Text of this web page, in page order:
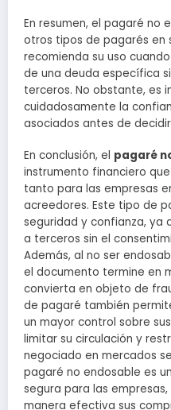
En resumen, el pagaré no
otros tipos de pagarés en
recomienda su uso
de una deuda específica
terceros. No obstante, es
cuidadosamente la
asociados antes de
En conclusión, el pagaré
instrumento financiero
tanto para las empresas
acreedores. Este tipo de
seguridad y confianza, ya
a terceros sin el
Además, al no ser
el documento termine en
convierta en objeto de
de pagaré también
un mayor control sobre
limitar su circulación y
negociado en mercados
pagaré no endosable es
segura para las
manera efectiva sus